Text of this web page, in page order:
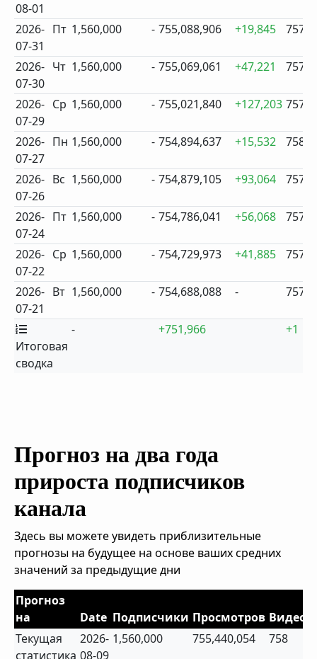
08-01
2026-
07-31
Пт 1,560,000 - 755,088,906 +19,845 757
2026-
07-30
Чт 1,560,000 - 755,069,061 +47,221 757
2026-
07-29
Ср 1,560,000 - 755,021,840 +127,203 757
2026-
07-27
Пн 1,560,000 - 754,894,637 +15,532 758
2026-
07-26
Вс 1,560,000 - 754,879,105 +93,064 757
2026-
07-24
Пт 1,560,000 - 754,786,041 +56,068 757
2026-
07-22
Ср 1,560,000 - 754,729,973 +41,885 757
2026-
07-21
Вт 1,560,000 - 754,688,088 - 757
Итоговая
сводка
- +751,966 +1
Прогноз на два года
прироста подписчиков
канала
Здесь вы можете увидеть приблизительные
прогнозы на будущее на основе ваших средних
значений за предыдущие дни
Прогноз
на
Date Подписчики Просмотров Видео
Текущая
статистика
2026-
08-09
1,560,000 755,440,054 758